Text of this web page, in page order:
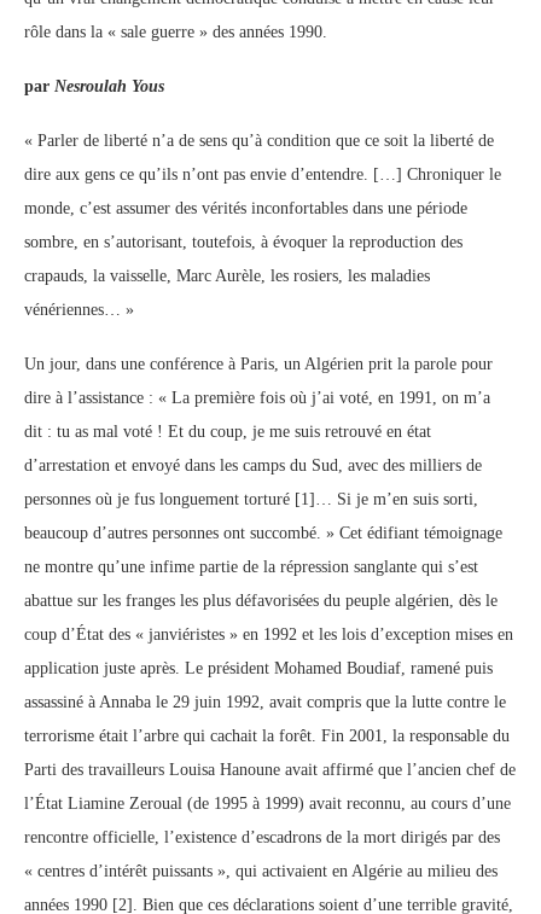
rôle dans la « sale guerre » des années 1990.
par Nesroulah Yous
« Parler de liberté n’a de sens qu’à condition que ce soit la liberté de
dire aux gens ce qu’ils n’ont pas envie d’entendre. […] Chroniquer le
monde, c’est assumer des vérités inconfortables dans une période
sombre, en s’autorisant, toutefois, à évoquer la reproduction des
crapauds, la vaisselle, Marc Aurèle, les rosiers, les maladies
vénériennes… »
Un jour, dans une conférence à Paris, un Algérien prit la parole pour
dire à l’assistance : « La première fois où j’ai voté, en 1991, on m’a
dit : tu as mal voté ! Et du coup, je me suis retrouvé en état
d’arrestation et envoyé dans les camps du Sud, avec des milliers de
personnes où je fus longuement torturé [1]… Si je m’en suis sorti,
beaucoup d’autres personnes ont succombé. » Cet édifiant témoignage
ne montre qu’une infime partie de la répression sanglante qui s’est
abattue sur les franges les plus défavorisées du peuple algérien, dès le
coup d’État des « janviéristes » en 1992 et les lois d’exception mises en
application juste après. Le président Mohamed Boudiaf, ramené puis
assassiné à Annaba le 29 juin 1992, avait compris que la lutte contre le
terrorisme était l’arbre qui cachait la forêt. Fin 2001, la responsable du
Parti des travailleurs Louisa Hanoune avait affirmé que l’ancien chef de
l’État Liamine Zeroual (de 1995 à 1999) avait reconnu, au cours d’une
rencontre officielle, l’existence d’escadrons de la mort dirigés par des
« centres d’intérêt puissants », qui activaient en Algérie au milieu des
années 1990 [2]. Bien que ces déclarations soient d’une terrible gravité,